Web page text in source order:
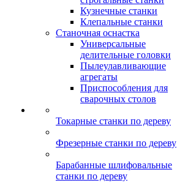
Кузнечные станки
Клепальные станки
Станочная оснастка
Универсальные
делительные головки
Пылеулавливающие
агрегаты
Приспособления для
сварочных столов
Токарные станки по дереву
Фрезерные станки по дереву
Барабанные шлифовальные
станки по дереву